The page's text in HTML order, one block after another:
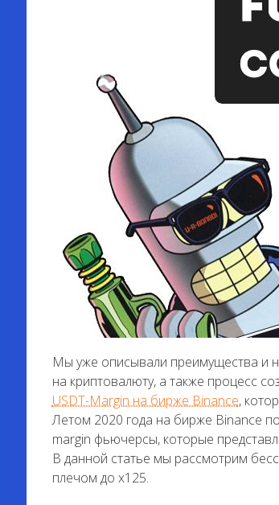
Мы уже описывали преимущества и
на криптовалюту, а также процесс
USDT-Margin на бирже Binance,
Летом 2020 года на бирже Binance
margin фьючерсы, которые
В данной статье мы рассмотрим
плечом до х125.